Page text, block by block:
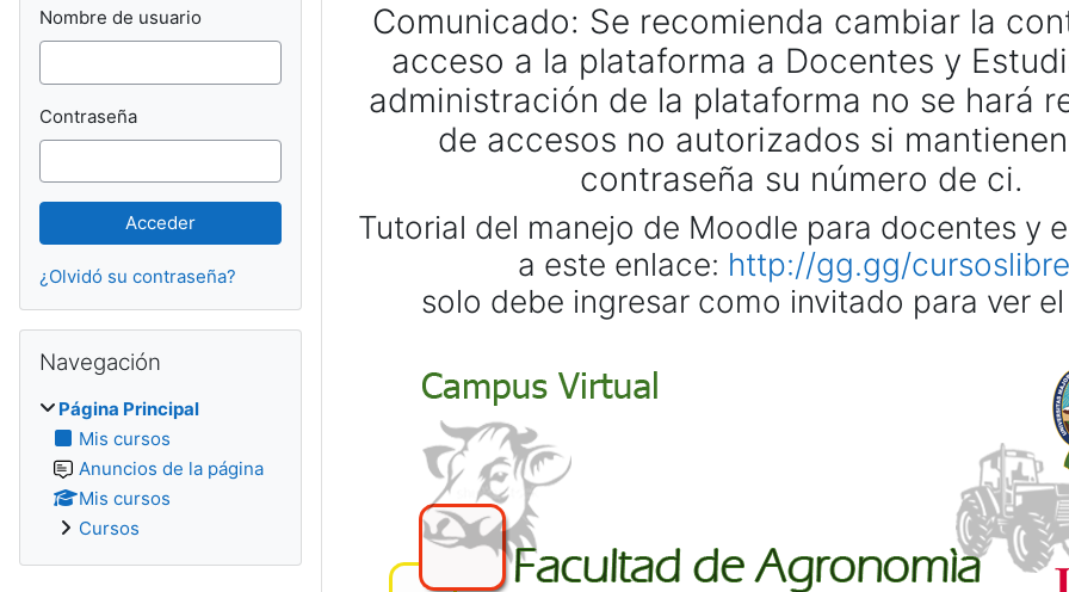
Comunicado: Se recomienda cambiar la
acceso a la plataforma a Docentes y
administración de la plataforma no se hará
de accesos no autorizados si
contraseña su número de ci.
Tutorial del manejo de Moodle para docentes y
a este enlace: http://gg.gg/
solo debe ingresar como invitado para ver
Nombre de usuario
Contraseña
¿Olvidó su contraseña?
Navegación
Página Principal
Mis cursos
Anuncios de la página
Mis cursos
Cursos